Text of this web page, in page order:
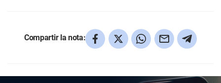
Compartir la nota: